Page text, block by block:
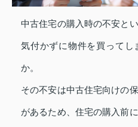
中古住宅の購入時の不安と
気付かずに物件を買ってし
か。
その不安は中古住宅向けの
があるため、住宅の購入前